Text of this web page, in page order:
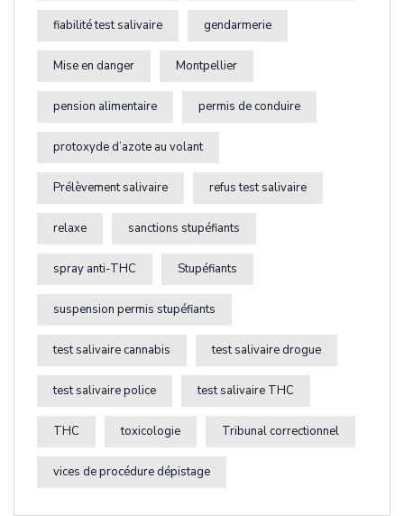
fiabilité test salivaire gendarmerie
Mise en danger Montpellier
pension alimentaire permis de conduire
protoxyde d’azote au volant
Prélèvement salivaire refus test salivaire
relaxe sanctions stupéfiants
spray anti-THC Stupéfiants
suspension permis stupéfiants
test salivaire cannabis test salivaire drogue
test salivaire police test salivaire THC
THC toxicologie Tribunal correctionnel
vices de procédure dépistage